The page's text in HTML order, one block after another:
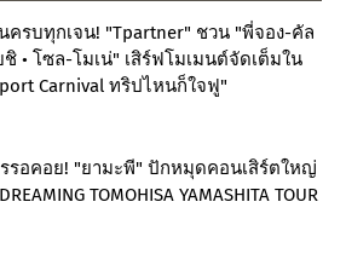
ครบทุกเจน! "Tpartner" ชวน "พี่จอง-คัล
ชิ • โซล-โมเน่" เสิร์ฟโมเมนต์จัดเต็มใน
Carnival ทริปไหนก็ใจฟู"
รอคอย! "ยามะพี" ปักหมุดคอนเสิร์ตใหญ่
TOMOHISA YAMASHITA TOUR